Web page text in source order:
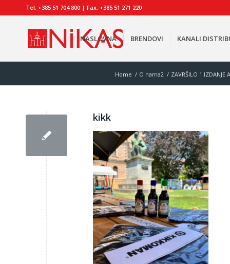
Tel. +385 51 704 800 | Fax. +385 51 271 220
NASLOVNA BRENDOVI KANALI
Home / O nama2 / ZAVRŠILO 1.IZDANJE
kikk